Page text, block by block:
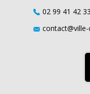
02 99 41 42 33